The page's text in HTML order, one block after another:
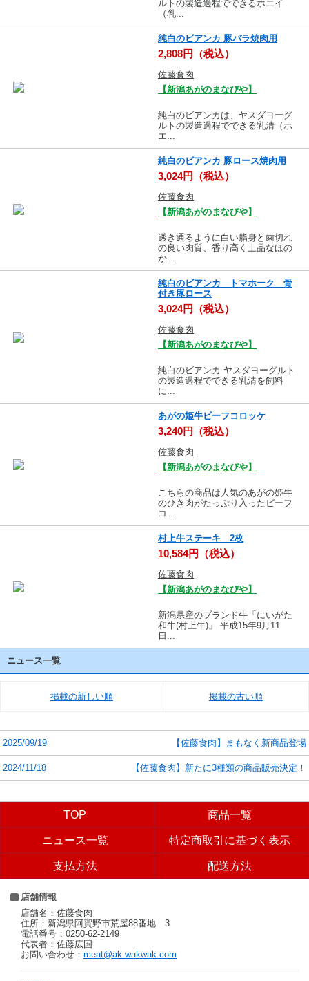
ルトの製造過程でできるホエイ
（乳...
純白のビアンカ 豚バラ焼肉用
2,808円（税込）
佐藤食肉
【新潟あがのまなびや】
純白のビアンカは、ヤスダヨーグ
ルトの製造過程でできる乳清（ホ
エ...
純白のビアンカ 豚ロース焼肉用
3,024円（税込）
佐藤食肉
【新潟あがのまなびや】
透き通るように白い脂身と歯切れ
の良い肉質、香り高く上品なほの
か...
純白のビアンカ トマホーク 骨
付き豚ロース
3,024円（税込）
佐藤食肉
【新潟あがのまなびや】
純白のビアンカ ヤスダヨーグルト
の製造過程でできる乳清を飼料
に...
あがの姫牛ビーフコロッケ
3,240円（税込）
佐藤食肉
【新潟あがのまなびや】
こちらの商品は人気のあがの姫牛
のひき肉がたっぷり入ったビーフ
コ...
村上牛ステーキ 2枚
10,584円（税込）
佐藤食肉
【新潟あがのまなびや】
新潟県産のブランド牛「にいがた
和牛(村上牛)」 平成15年9月11
日...
ニュース一覧
掲載の新しい順 掲載の古い順
2025/09/19 【佐藤食肉】まもなく新商品登場
2024/11/18 【佐藤食肉】新たに3種類の商品販売決定！
TOP 商品一覧
ニュース一覧 特定商取引に基づく表示
支払方法 配送方法
店舗情報
店舗名：佐藤食肉
住所：新潟県阿賀野市荒屋88番地 3
電話番号：0250-62-2149
代表者：佐藤広国
お問い合わせ： meat@ak.wakwak.com